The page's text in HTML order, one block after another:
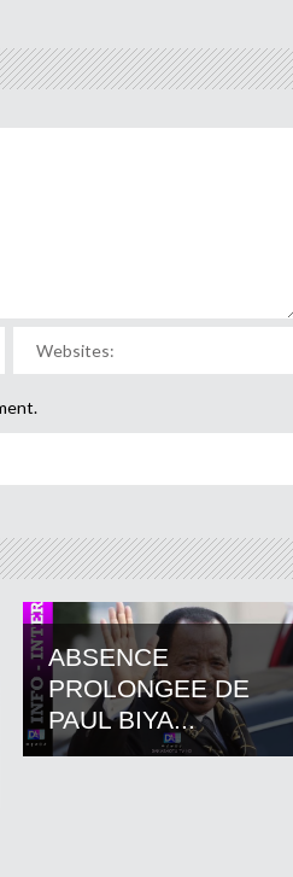
ABSENCE
PROLONGEE DE
PAUL BIYA...